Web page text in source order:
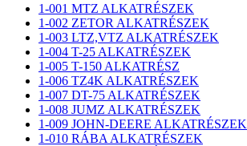
1-001 MTZ ALKATRÉSZEK
1-002 ZETOR ALKATRÉSZEK
1-003 LTZ,VTZ ALKATRÉSZEK
1-004 T-25 ALKATRÉSZEK
1-005 T-150 ALKATRÉSZ
1-006 TZ4K ALKATRÉSZEK
1-007 DT-75 ALKATRÉSZEK
1-008 JUMZ ALKATRÉSZEK
1-009 JOHN-DEERE ALKATRÉSZEK
1-010 RÁBA ALKATRÉSZEK